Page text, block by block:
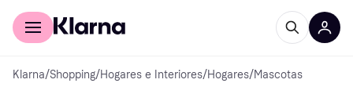
Comprar con Klarna
Klarna/Shopping/Hogares e Interiores/Hogares/Mascotas